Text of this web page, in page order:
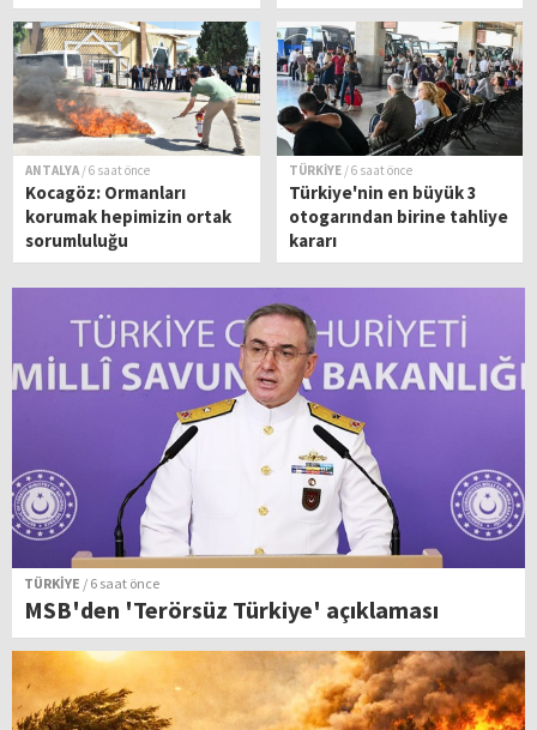
ANTALYA / 6 saat önce
Kocagöz: Ormanları
korumak hepimizin ortak
sorumluluğu
TÜRKİYE / 6 saat önce
Türkiye'nin en büyük 3
otogarından birine tahliye
kararı
TÜRKİYE / 6 saat önce
MSB'den 'Terörsüz Türkiye' açıklaması